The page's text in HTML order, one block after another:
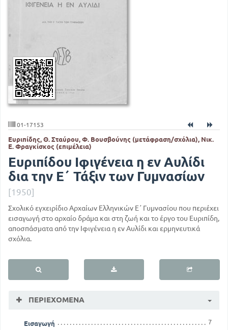
01-17153
Ευριπίδης, Θ. Σταύρου, Φ. Βουσβούνης (μετάφραση/σχόλια), Νικ.
Ε. Φραγκίσκος (επιμέλεια)
Ευριπίδου Ιφιγένεια η εν Αυλίδι
δια την Ε΄ Τάξιν των Γυμνασίων
[1950]
Σχολικό εγχειρίδιο Αρχαίων Ελληνικών Ε΄ Γυμνασίου που περιέχει
εισαγωγή στο αρχαίο δράμα και στη ζωή και το έργο του Ευριπίδη,
αποσπάσματα από την Ιφιγένεια η εν Αυλίδι και ερμηνευτικά
σχόλια.
ΠΕΡΙΕΧΌΜΕΝΑ
Εισαγωγή
7